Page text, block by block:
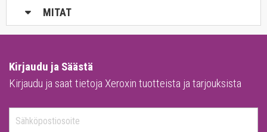
MITAT
Kirjaudu ja Säästä
Kirjaudu ja saat tietoja Xeroxin tuotteista ja tarjouksista